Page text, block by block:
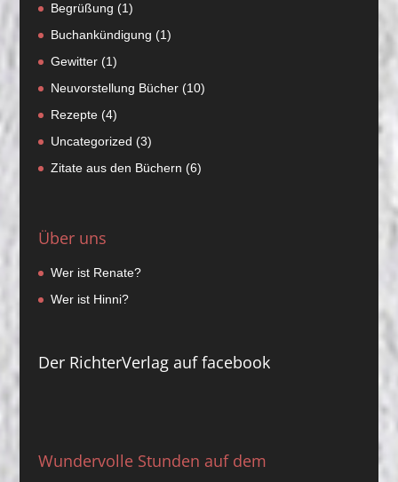
Begrüßung (1)
Buchankündigung (1)
Gewitter(1)
Neuvorstellung Bücher(10)
Rezepte(4)
Uncategorized (3)
Zitate aus den Büchern (6)
Über uns
Wer ist Renate?
Wer ist Hinni?
Der RichterVerlag auf facebook
Wundervolle Stunden auf dem